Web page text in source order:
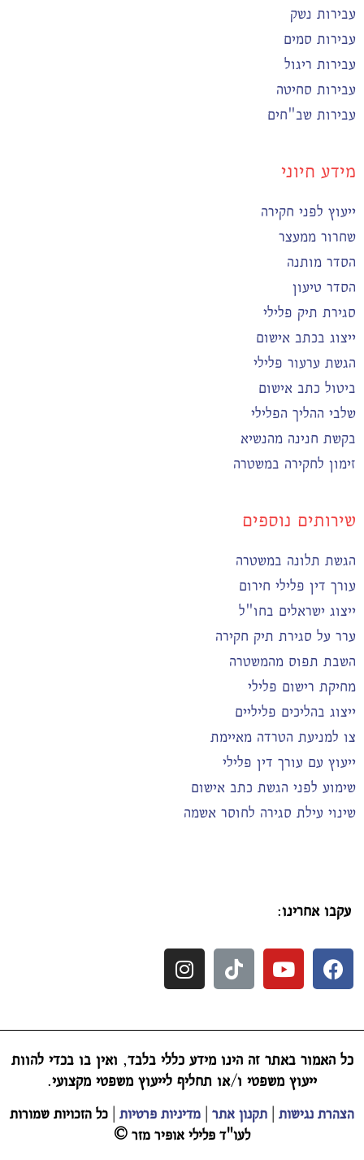
עבירות נשק
עבירות סמים
עבירות ריגול
עבירות סחיטה
עבירות שב"חים
מידע חיוני
ייעוץ לפני חקירה
שחרור ממעצר
הסדר מותנה
הסדר טיעון
סגירת תיק פלילי
ייצוג בכתב אישום
הגשת ערעור פלילי
ביטול כתב אישום
שלבי ההליך הפלילי
בקשת חנינה מהנשיא
זימון לחקירה במשטרה
שירותים נוספים
הגשת תלונה במשטרה
עורך דין פלילי חירום
ייצוג ישראלים בחו"ל
ערר על סגירת תיק חקירה
השבת תפוס מהמשטרה
מחיקת רישום פלילי
ייצוג בהליכים פליליים
צו למניעת הטרדה מאיימת
ייעוץ עם עורך דין פלילי
שימוע לפני הגשת כתב אישום
שינוי עילת סגירה לחוסר אשמה
עקבו אחרינו:
כל האמור באתר זה הינו מידע כללי בלבד, ואין בו בכדי להוות
ייעוץ משפטי ו/או תחליף לייעוץ משפטי מקצועי.
הצהרת נגישות תקנון אתר מדיניות פרטיות כל הזכויות שמורות
לעו"ד פלילי אופיר מזר ©